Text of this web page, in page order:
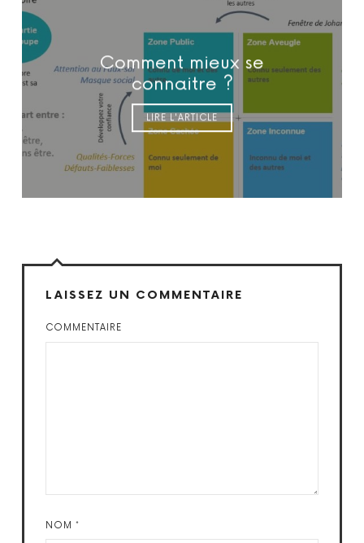
Comment mieux se
connaitre ?
LIRE L'ARTICLE
LAISSEZ UN COMMENTAIRE
COMMENTAIRE
NOM *